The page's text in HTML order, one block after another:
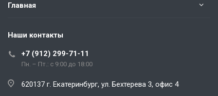
Главная
Наши контакты
+7 (912) 299-71-11
Пн. – Пт.: с 9:00 до 18:00
620137 г. Екатеринбург, ул. Бехтерева 3, офис 4